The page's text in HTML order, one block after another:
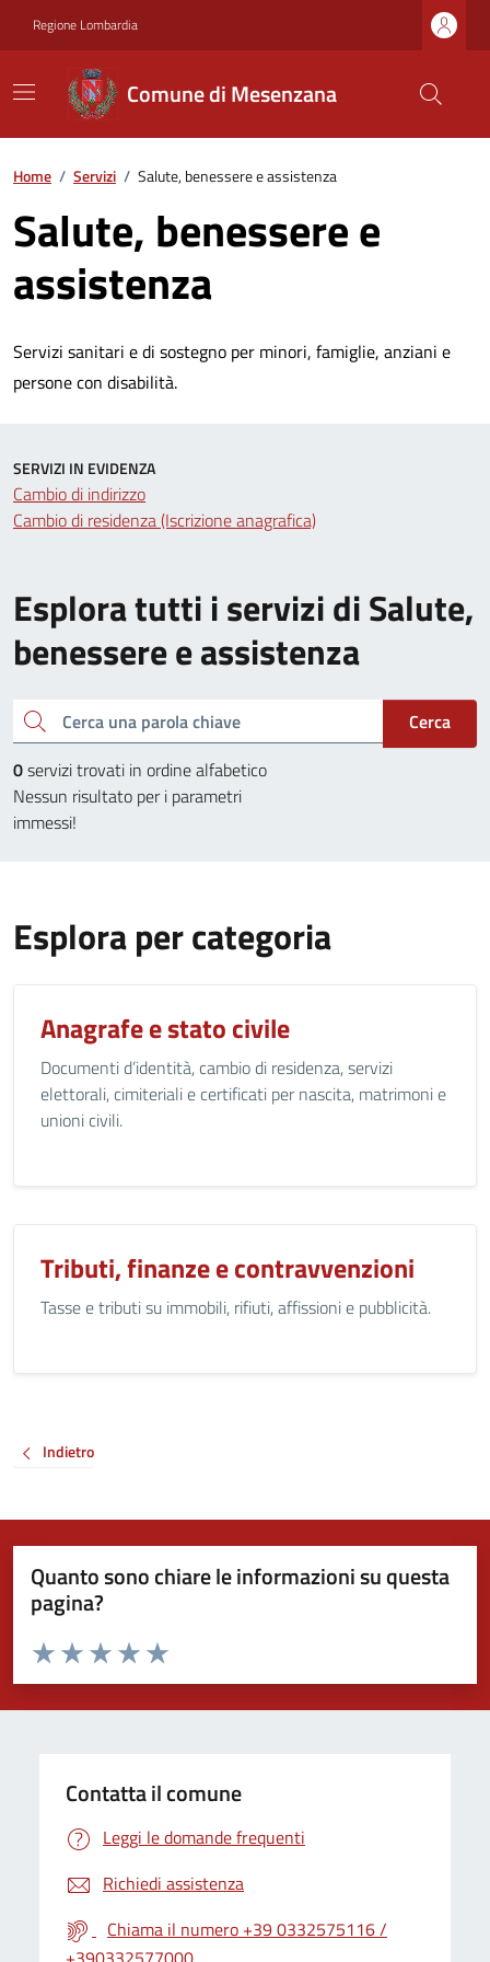
Regione Lombardia
Comune di Mesenzana
Home / Servizi / Salute, benessere e assistenza
Salute, benessere e
assistenza
Servizi sanitari e di sostegno per minori, famiglie, anziani e
persone con disabilità.
Esplora tutti i servizi di Salute,
benessere e assistenza
Cerca una parola chiave
Cerca
0servizi trovati in ordine alfabetico
Nessun risultato per i parametri
immessi!
SERVIZI IN EVIDENZA
Cambio di indirizzo
Cambio di residenza (Iscrizione anagrafica)
Esplora per categoria
Anagrafe e stato civile
Documenti d’identità, cambio di residenza, servizi
elettorali, cimiteriali e certificati per nascita, matrimoni e
unioni civili.
Tributi, finanze e contravvenzioni
Tasse e tributi su immobili, rifiuti, affissioni e pubblicità.
Indietro
Quanto sono chiare le informazioni su questa
pagina?
Valuta da 1 a 5 stelle la pagina
Valuta 5 stelle su 5
Valuta 4 stelle su 5
Valuta 3 stelle su 5
Valuta 2 stelle su 5
Valuta 1 stelle su 5
Contatta il comune
Leggi le domande frequenti
Richiedi assistenza
Chiama il numero +39 0332575116 /